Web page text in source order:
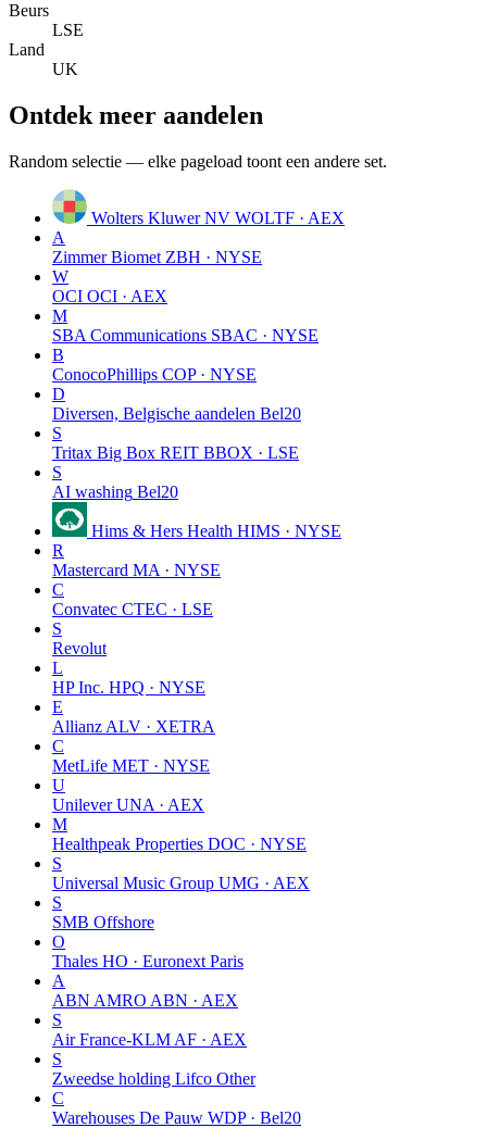
Beurs
LSE
Land
UK
Ontdek meer aandelen
Random selectie — elke pageload toont een andere set.
Wolters Kluwer NV WOLTF · AEX
A
Zimmer Biomet ZBH · NYSE
W
OCI OCI · AEX
M
SBA Communications SBAC · NYSE
B
ConocoPhillips COP · NYSE
D
Diversen, Belgische aandelen Bel20
S
Tritax Big Box REIT BBOX · LSE
S
AI washing Bel20
Hims & Hers Health HIMS · NYSE
R
Mastercard MA · NYSE
C
Convatec CTEC · LSE
S
Revolut
L
HP Inc. HPQ · NYSE
E
Allianz ALV · XETRA
C
MetLife MET · NYSE
U
Unilever UNA · AEX
M
Healthpeak Properties DOC · NYSE
S
Universal Music Group UMG · AEX
S
SMB Offshore
O
Thales HO · Euronext Paris
A
ABN AMRO ABN · AEX
S
Air France-KLM AF · AEX
S
Zweedse holding Lifco Other
C
Warehouses De Pauw WDP · Bel20